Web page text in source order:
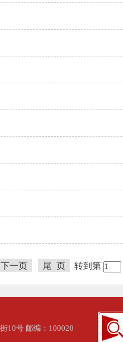
下一页 尾 页 转到第